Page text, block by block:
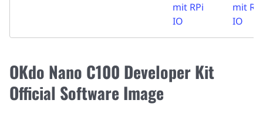
mit RPi
IO
mit RPi
IO
OKdo Nano C100 Developer Kit
Official Software Image